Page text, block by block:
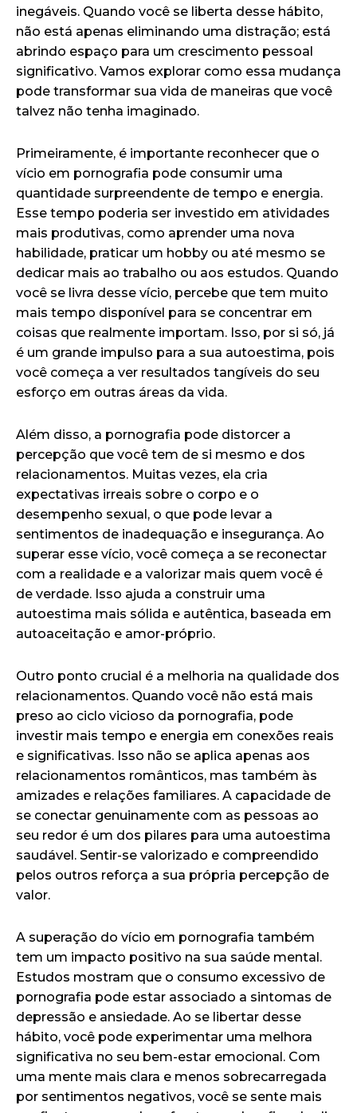
inegáveis. Quando você se liberta desse hábito,
não está apenas eliminando uma distração; está
abrindo espaço para um crescimento pessoal
significativo. Vamos explorar como essa mudança
pode transformar sua vida de maneiras que você
talvez não tenha imaginado.
Primeiramente, é importante reconhecer que o
vício em pornografia pode consumir uma
quantidade surpreendente de tempo e energia.
Esse tempo poderia ser investido em atividades
mais produtivas, como aprender uma nova
habilidade, praticar um hobby ou até mesmo se
dedicar mais ao trabalho ou aos estudos. Quando
você se livra desse vício, percebe que tem muito
mais tempo disponível para se concentrar em
coisas que realmente importam. Isso, por si só, já
é um grande impulso para a sua autoestima, pois
você começa a ver resultados tangíveis do seu
esforço em outras áreas da vida.
Além disso, a pornografia pode distorcer a
percepção que você tem de si mesmo e dos
relacionamentos. Muitas vezes, ela cria
expectativas irreais sobre o corpo e o
desempenho sexual, o que pode levar a
sentimentos de inadequação e insegurança. Ao
superar esse vício, você começa a se reconectar
com a realidade e a valorizar mais quem você é
de verdade. Isso ajuda a construir uma
autoestima mais sólida e autêntica, baseada em
autoaceitação e amor-próprio.
Outro ponto crucial é a melhoria na qualidade dos
relacionamentos. Quando você não está mais
preso ao ciclo vicioso da pornografia, pode
investir mais tempo e energia em conexões reais
e significativas. Isso não se aplica apenas aos
relacionamentos românticos, mas também às
amizades e relações familiares. A capacidade de
se conectar genuinamente com as pessoas ao
seu redor é um dos pilares para uma autoestima
saudável. Sentir-se valorizado e compreendido
pelos outros reforça a sua própria percepção de
valor.
A superação do vício em pornografia também
tem um impacto positivo na sua saúde mental.
Estudos mostram que o consumo excessivo de
pornografia pode estar associado a sintomas de
depressão e ansiedade. Ao se libertar desse
hábito, você pode experimentar uma melhora
significativa no seu bem-estar emocional. Com
uma mente mais clara e menos sobrecarregada
por sentimentos negativos, você se sente mais